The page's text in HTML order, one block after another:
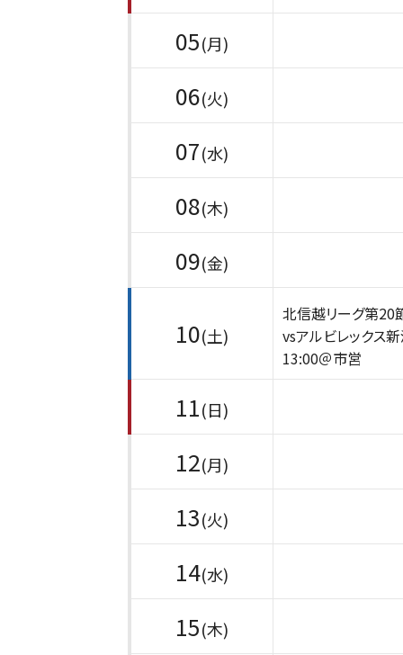
05(月)
06(火)
07(水)
08(木)
09(金)
10(土)
北信越リーグ第20
vsアルビレックス
13:00＠市営
11(日)
12(月)
13(火)
14(水)
15(木)